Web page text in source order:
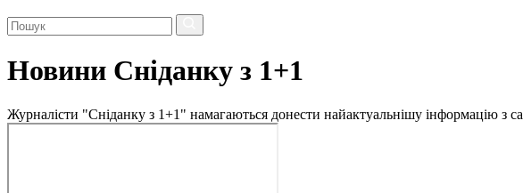
Новини Сніданку з 1+1
Журналісти "Сніданку з 1+1" намагаються донести найактуальнішу інформацію з